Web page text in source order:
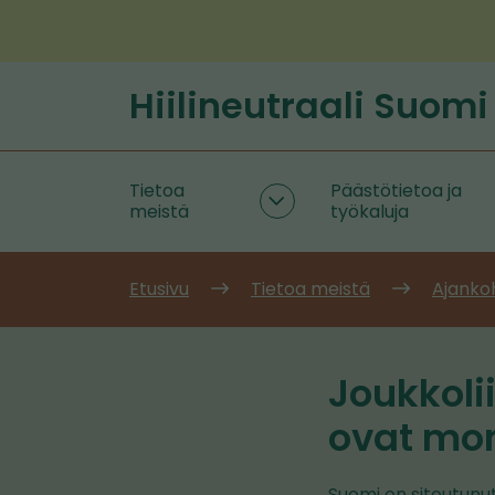
Etusivu
Hiilineutraali Suomi
Tietoa
meistä
Tietoa
alasivut
Päästötietoa ja
työkaluja
Etusivu Tietoa meistä
ovat